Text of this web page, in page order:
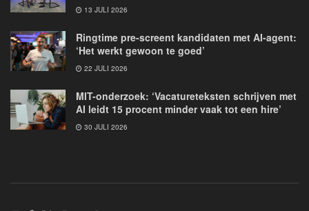
13 JULI 2026
Ringtime pre-screent kandidaten met AI-agent:
‘Het werkt gewoon te goed’
22 JULI 2026
MIT-onderzoek: ‘Vacatureteksten schrijven met
AI leidt 15 procent minder vaak tot een hire’
30 JULI 2026